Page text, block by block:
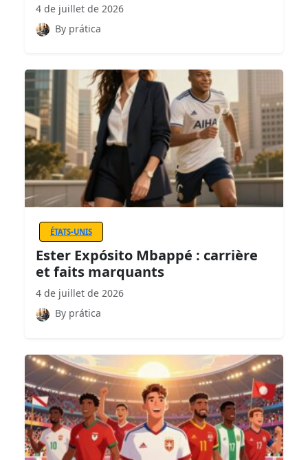
4 de juillet de 2026
By prática
ÉTATS-UNIS
Ester Expósito Mbappé : carrière
et faits marquants
4 de juillet de 2026
By prática